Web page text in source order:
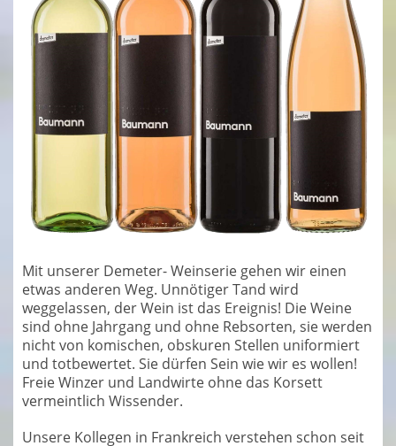
Mit unserer Demeter- Weinserie gehen wir einen
etwas anderen Weg. Unnötiger Tand wird
weggelassen, der Wein ist das Ereignis! Die Weine
sind ohne Jahrgang und ohne Rebsorten, sie werden
nicht von komischen, obskuren Stellen uniformiert
und totbewertet. Sie dürfen Sein wie wir es wollen!
Freie Winzer und Landwirte ohne das Korsett
vermeintlich Wissender.
Unsere Kollegen in Frankreich verstehen schon seit